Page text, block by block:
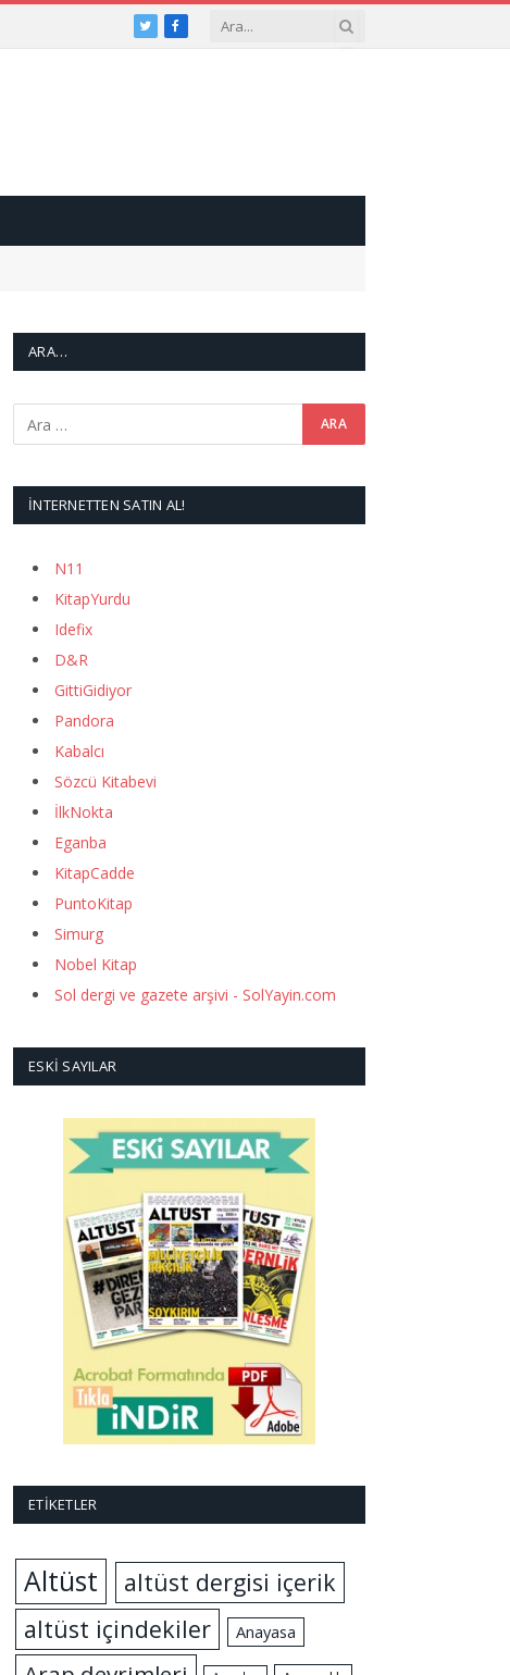
TwitterFacebook
ARA…
İNTERNETTEN SATIN AL!
N11
KitapYurdu
Idefix
D&R
GittiGidiyor
Pandora
Kabalcı
Sözcü Kitabevi
İlkNokta
Eganba
KitapCadde
PuntoKitap
Simurg
Nobel Kitap
Sol dergi ve gazete arşivi - SolYayin.com
ESKI SAYILAR
ETIKETLER
Altüst
altüst dergisi içerik
altüst içindekiler
Anayasa